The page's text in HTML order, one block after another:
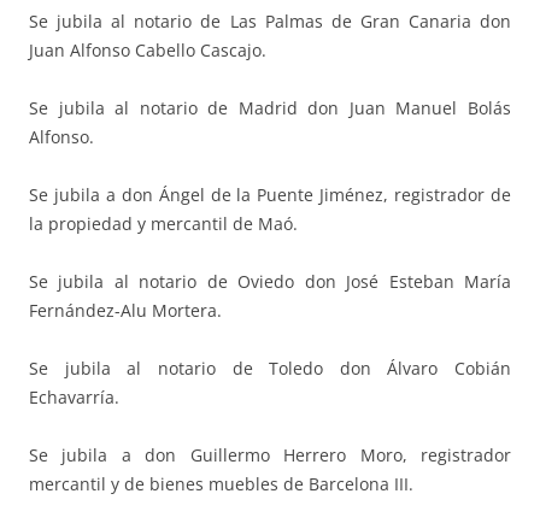
Se jubila al notario de Las Palmas de Gran Canaria don
Juan Alfonso Cabello Cascajo.
Se jubila al notario de Madrid don Juan Manuel Bolás
Alfonso.
Se jubila a don Ángel de la Puente Jiménez, registrador de
la propiedad y mercantil de Maó.
Se jubila al notario de Oviedo don José Esteban María
Fernández-Alu Mortera.
Se jubila al notario de Toledo don Álvaro Cobián
Echavarría.
Se jubila a don Guillermo Herrero Moro, registrador
mercantil y de bienes muebles de Barcelona III.